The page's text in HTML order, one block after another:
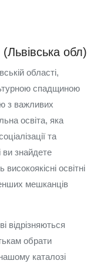
обл)
області,
спадщиною
з важливих
освіта, яка
та
ви знайдете
освітні
мешканців
відрізняються
обрати
каталозі